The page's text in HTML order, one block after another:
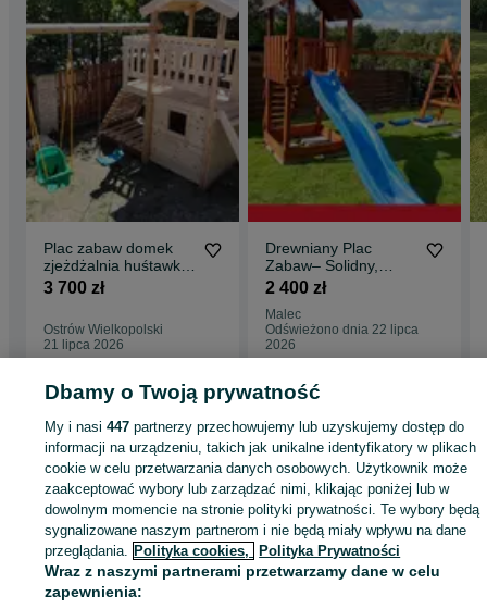
Plac zabaw domek
zjeżdżalnia huśtawka
piaskownica ścianka
3 700 zł
Ostrów Wielkopolski
21 lipca 2026
Drewniany Plac
Zabaw– Solidny,
Bezpieczny,
Producenta!
2 400 zł
Malec
Odświeżono dnia 22 lipca
2026
ogrodowe - Śląskie
Dekoracje ogrodowe - Aleksandria Druga
KATEGORIA
ID:1067958408 Wyświetlenia:
Dbamy o Twoją prywatność
My i nasi447 partnerzy przechowujemy lub uzyskujemy dostęp do
informacji na urządzeniu, takich jak unikalne identyfikatory w plikach
cookie w celu przetwarzania danych osobowych. Użytkownik może
zaakceptować wybory lub zarządzać nimi, klikając poniżej lub w
dowolnym momencie na stronie polityki prywatności. Te wybory będą
sygnalizowane naszym partnerom i nie będą miały wpływu na dane
przeglądania. Polityka cookies, Polityka Prywatności
Wraz z naszymi partnerami przetwarzamy dane w celu
zapewnienia: